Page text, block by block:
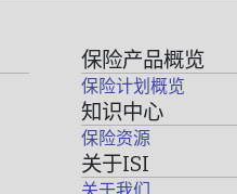
保险产品概览
保险计划概览
知识中心
保险资源
关于ISI